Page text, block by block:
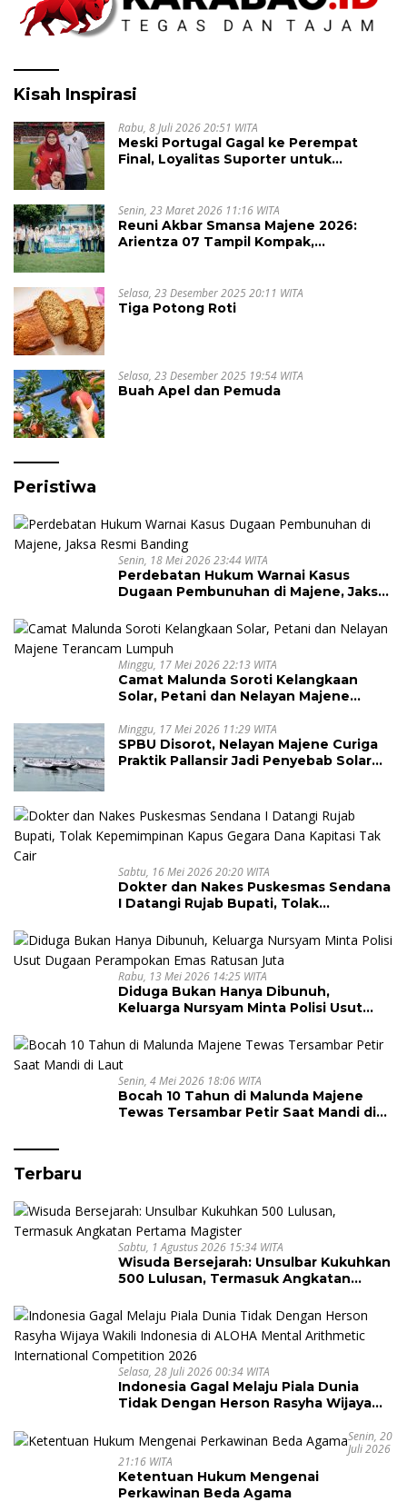
Kisah Inspirasi
Rabu, 8 Juli 2026 20:51 WITA
Meski Portugal Gagal ke Perempat
Final, Loyalitas Suporter untuk
Senin, 23 Maret 2026 11:16 WITA
Reuni Akbar Smansa Majene 2026:
Arientza 07 Tampil Kompak,
Selasa, 23 Desember 2025 20:11 WITA
Tiga Potong Roti
Selasa, 23 Desember 2025 19:54 WITA
Buah Apel dan Pemuda
Peristiwa
Senin, 18 Mei 2026 23:44 WITA
Perdebatan Hukum Warnai Kasus
Dugaan Pembunuhan di Majene, Jaksa
Minggu, 17 Mei 2026 22:13 WITA
Camat Malunda Soroti Kelangkaan
Solar, Petani dan Nelayan Majene
Minggu, 17 Mei 2026 11:29 WITA
SPBU Disorot, Nelayan Majene Curiga
Praktik Pallansir Jadi Penyebab Solar
Sabtu, 16 Mei 2026 20:20 WITA
Dokter dan Nakes Puskesmas Sendana
I Datangi Rujab Bupati, Tolak
Kapitasi Tak Cair
Rabu, 13 Mei 2026 14:25 WITA
Diduga Bukan Hanya Dibunuh,
Keluarga Nursyam Minta Polisi Usut
Juta
Senin, 4 Mei 2026 18:06 WITA
Bocah 10 Tahun di Malunda Majene
Tewas Tersambar Petir Saat Mandi di
Terbaru
Sabtu, 1 Agustus 2026 15:34 WITA
Wisuda Bersejarah: Unsulbar Kukuhkan
500 Lulusan, Termasuk Angkatan
Selasa, 28 Juli 2026 00:34 WITA
Indonesia Gagal Melaju Piala Dunia
Tidak Dengan Herson Rasyha Wijaya
Arithmetic International Competition
Senin, 20
Juli 2026
21:16 WITA
Ketentuan Hukum Mengenai
Perkawinan Beda Agama